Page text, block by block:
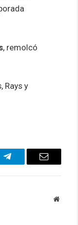
, remolcó
Rays y
Telegram Email
Website